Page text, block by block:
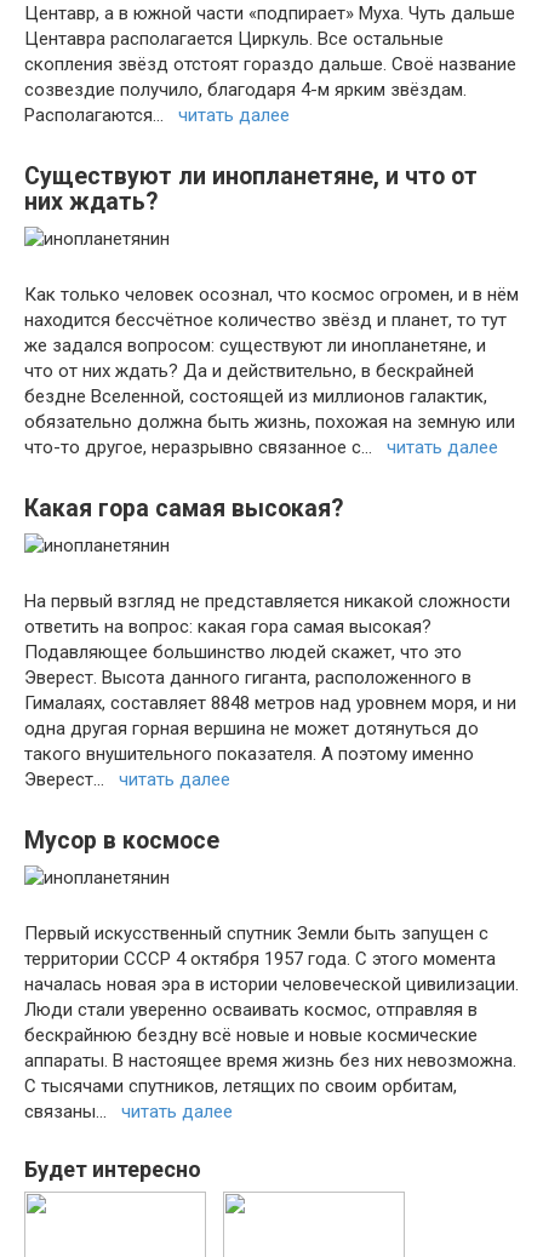
Центавр, а в южной части «подпирает» Муха. Чуть дальше
Центавра располагается Циркуль. Все остальные
скопления звёзд отстоят гораздо дальше. Своё название
созвездие получило, благодаря 4-м ярким звёздам.
Располагаются… читать далее
Существуют ли инопланетяне, и что от
них ждать?
Как только человек осознал, что космос огромен, и в нём
находится бессчётное количество звёзд и планет, то тут
же задался вопросом: существуют ли инопланетяне, и
что от них ждать? Да и действительно, в бескрайней
бездне Вселенной, состоящей из миллионов галактик,
обязательно должна быть жизнь, похожая на земную или
что-то другое, неразрывно связанное с… читать далее
Какая гора самая высокая?
На первый взгляд не представляется никакой сложности
ответить на вопрос: какая гора самая высокая?
Подавляющее большинство людей скажет, что это
Эверест. Высота данного гиганта, расположенного в
Гималаях, составляет 8848 метров над уровнем моря, и ни
одна другая горная вершина не может дотянуться до
такого внушительного показателя. А поэтому именно
Эверест… читать далее
Мусор в космосе
Первый искусственный спутник Земли быть запущен с
территории СССР 4 октября 1957 года. С этого момента
началась новая эра в истории человеческой цивилизации.
Люди стали уверенно осваивать космос, отправляя в
бескрайнюю бездну всё новые и новые космические
аппараты. В настоящее время жизнь без них невозможна.
С тысячами спутников, летящих по своим орбитам,
связаны… читать далее
Будет интересно